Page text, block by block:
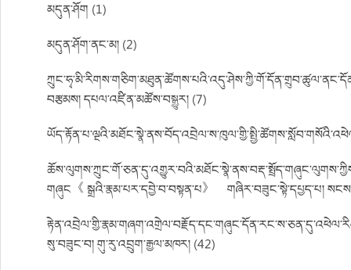
མདུན་ཤོག (1)
མདུན་ཤོག་ནང་མ། (2)
བརྩམས། དཔལ་འཛིན་མཚོས་བསྒྱུར། (7)
གཞུང《 སྒྲའི་རྣམ་པར་དབྱེ་བ་བསྟན་པ》 གཞིར་བཟུང་སྟེ་དཔྱད་པ།
སུ་བཟུང་བ། གུ་རུ་འབྲུག་རྒྱལ་མཁར། (42)